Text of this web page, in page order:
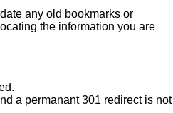
any old bookmarks or
the information you are
a permanant 301 redirect is not